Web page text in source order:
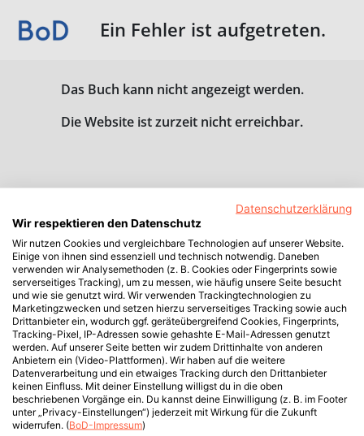
Ein Fehler ist aufgetreten.
Das Buch kann nicht angezeigt werden.
Die Website ist zurzeit nicht erreichbar.
Datenschutzerklärung
Wir respektieren den Datenschutz
Wir nutzen Cookies und vergleichbare Technologien auf unserer Website.
Einige von ihnen sind essenziell und technisch notwendig. Daneben
verwenden wir Analysemethoden (z. B. Cookies oder Fingerprints sowie
serverseitiges Tracking), um zu messen, wie häufig unsere Seite besucht
und wie sie genutzt wird. Wir verwenden Trackingtechnologien zu
Marketingzwecken und setzen hierzu serverseitiges Tracking sowie auch
Drittanbieter ein, wodurch ggf. geräteübergreifend Cookies, Fingerprints,
Tracking-Pixel, IP-Adressen sowie gehashte E-Mail-Adressen genutzt
werden. Auf unserer Seite betten wir zudem Drittinhalte von anderen
Anbietern ein (Video-Plattformen). Wir haben auf die weitere
Datenverarbeitung und ein etwaiges Tracking durch den Drittanbieter
keinen Einfluss. Mit deiner Einstellung willigst du in die oben
beschriebenen Vorgänge ein. Du kannst deine Einwilligung (z. B. im Footer
unter „Privacy-Einstellungen“) jederzeit mit Wirkung für die Zukunft
widerrufen. (BoD-Impressum)